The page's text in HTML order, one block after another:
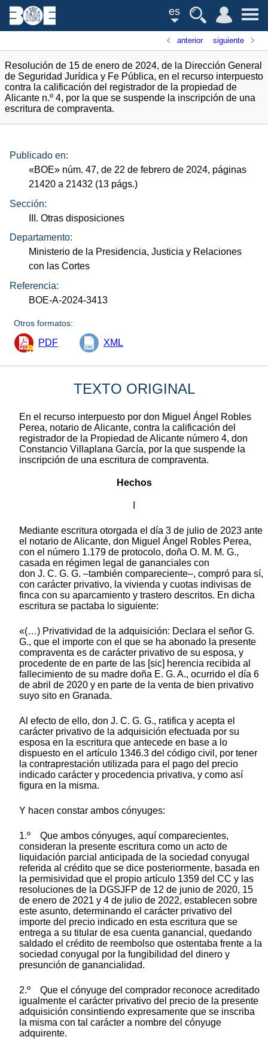
es
anterior siguiente
Resolución de 15 de enero de 2024, de la Dirección General
de Seguridad Jurídica y Fe Pública, en el recurso interpuesto
contra la calificación del registrador de la propiedad de
Alicante n.º 4, por la que se suspende la inscripción de una
escritura de compraventa.
Publicado en:
«BOE» núm. 47, de 22 de febrero de 2024, páginas
21420 a 21432 (13 págs.)
Sección:
III. Otras disposiciones
Departamento:
Ministerio de la Presidencia, Justicia y Relaciones
con las Cortes
Referencia:
BOE-A-2024-3413
Otros formatos:
PDF XML
TEXTO ORIGINAL
En el recurso interpuesto por don Miguel Ángel Robles
Perea, notario de Alicante, contra la calificación del
registrador de la Propiedad de Alicante número 4, don
Constancio Villaplana García, por la que suspende la
inscripción de una escritura de compraventa.
Hechos
Mediante escritura otorgada el día 3 de julio de 2023 ante
el notario de Alicante, don Miguel Ángel Robles Perea,
con el número 1.179 de protocolo, doña O. M. M. G.,
casada en régimen legal de gananciales con
don J. C. G. G. –también compareciente–, compró para sí,
con carácter privativo, la vivienda y cuotas indivisas de
finca con su aparcamiento y trastero descritos. En dicha
escritura se pactaba lo siguiente:
«(…) Privatividad de la adquisición: Declara el señor G.
G., que el importe con el que se ha abonado la presente
compraventa es de carácter privativo de su esposa, y
procedente de en parte de las [sic] herencia recibida al
fallecimiento de su madre doña E. G. A., ocurrido el día 6
de abril de 2020 y en parte de la venta de bien privativo
suyo sito en Granada.
Al efecto de ello, don J. C. G. G., ratifica y acepta el
carácter privativo de la adquisición efectuada por su
esposa en la escritura que antecede en base a lo
dispuesto en el artículo 1346.3 del código civil, por tener
la contraprestación utilizada para el pago del precio
indicado carácter y procedencia privativa, y como así
figura en la misma.
Y hacen constar ambos cónyuges:
1.º Que ambos cónyuges, aquí comparecientes,
consideran la presente escritura como un acto de
liquidación parcial anticipada de la sociedad conyugal
referida al crédito que se dice posteriormente, basada en
la permisividad que el propio artículo 1359 del CC y las
resoluciones de la DGSJFP de 12 de junio de 2020, 15
de enero de 2021 y 4 de julio de 2022, establecen sobre
este asunto, determinando el carácter privativo del
importe del precio indicado en esta escritura que se
entrega a su titular de esa cuenta ganancial, quedando
saldado el crédito de reembolso que ostentaba frente a la
sociedad conyugal por la fungibilidad del dinero y
presunción de ganancialidad.
2.º Que el cónyuge del comprador reconoce acreditado
igualmente el carácter privativo del precio de la presente
adquisición consintiendo expresamente que se inscriba
la misma con tal carácter a nombre del cónyuge
adquirente.